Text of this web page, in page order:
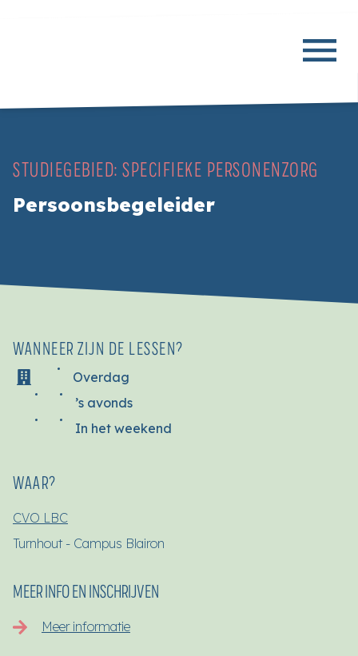
STUDIEGEBIED: SPECIFIEKE PERSONENZORG
Persoonsbegeleider
WANNEER ZIJN DE LESSEN?
Overdag
’s avonds
In het weekend
WAAR?
CVO LBC
Turnhout - Campus Blairon
MEER INFO EN INSCHRIJVEN
Meer informatie